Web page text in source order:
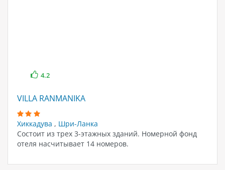
4.2
VILLA RANMANIKA
Хиккадува , Шри-Ланка
Состоит из трех 3-этажных зданий. Номерной фонд
отеля насчитывает 14 номеров.